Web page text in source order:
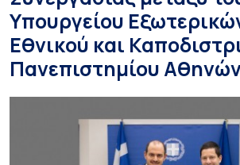
Υπουργείου
Εθνικού και
Πανεπιστημίου